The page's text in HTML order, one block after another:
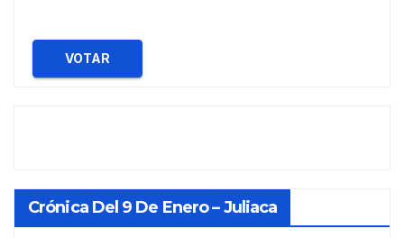
VOTAR
Crónica Del 9 De Enero – Juliaca